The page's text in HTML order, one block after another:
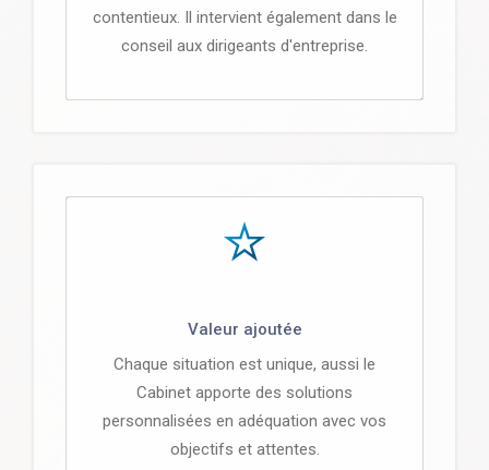
contentieux. Il intervient également dans le
conseil aux dirigeants d'entreprise.
Valeur ajoutée
Chaque situation est unique, aussi le
Cabinet apporte des solutions
personnalisées en adéquation avec vos
objectifs et attentes.